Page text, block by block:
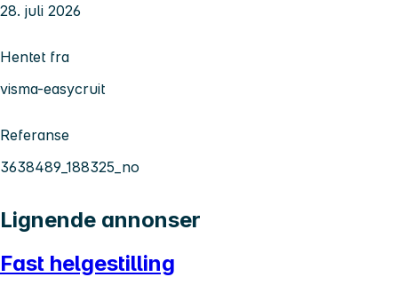
28. juli 2026
Hentet fra
visma-easycruit
Referanse
3638489_188325_no
Lignende annonser
Fast helgestilling